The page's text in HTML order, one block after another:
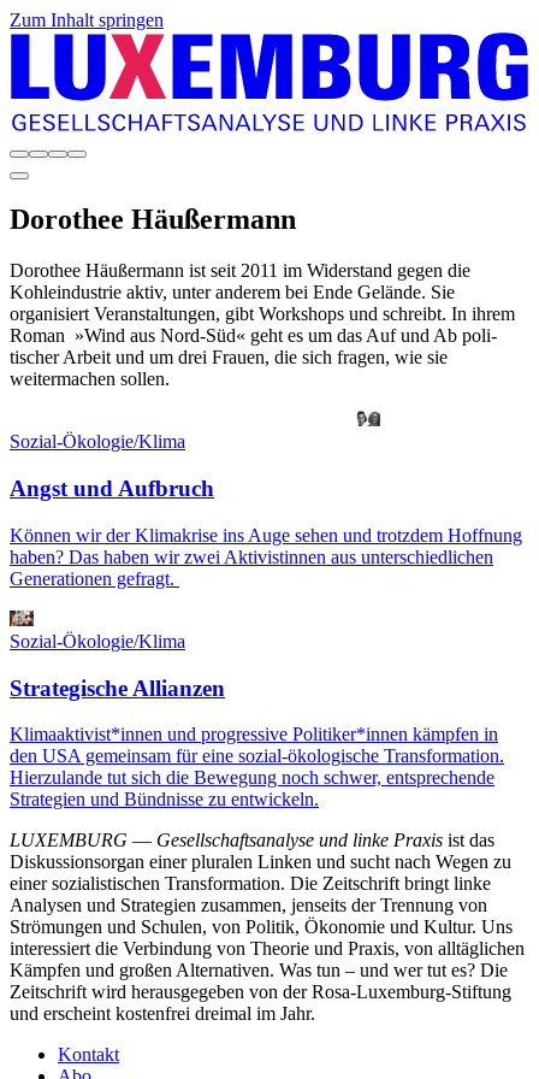
Zum Inhalt springen
Dorothee Häußermann
Dorothee Häußermann ist seit 2011 im Widerstand gegen die
Kohleindustrie aktiv, unter anderem bei Ende Gelände. Sie
organisiert Veranstaltungen, gibt Workshops und schreibt. In ihrem
Roman »Wind aus ­Nord-Süd« geht es um das Auf und Ab poli­
tischer Arbeit und um drei Frauen, die sich fragen, wie sie
weitermachen sollen.
Sozial-Ökologie/Klima
Angst und Aufbruch
Können wir der Klimakrise ins Auge sehen und trotzdem Hoffnung
haben? Das haben wir zwei Aktivistinnen aus unterschiedlichen
Generationen gefragt.
Sozial-Ökologie/Klima
Strategische Allianzen
Klimaaktivist*innen und progressive Politiker*innen kämpfen in
den USA gemeinsam für eine sozial-ökologische Transformation.
Hierzulande tut sich die Bewegung noch schwer, entsprechende
Strategien und Bündnisse zu entwickeln.
LUXEMBURG — Gesellschaftsanalyse und linke Praxis ist das
Diskussionsorgan einer pluralen Linken und sucht nach Wegen zu
einer sozialistischen Transformation. Die Zeitschrift bringt linke
Analysen und Strategien zusammen, jenseits der Trennung von
Strömungen und Schulen, von Politik, Ökonomie und Kultur. Uns
interessiert die Verbindung von Theorie und Praxis, von alltäglichen
Kämpfen und großen Alternativen. Was tun – und wer tut es? Die
Zeitschrift wird herausgegeben von der Rosa-Luxemburg-Stiftung
und erscheint kostenfrei dreimal im Jahr.
Kontakt